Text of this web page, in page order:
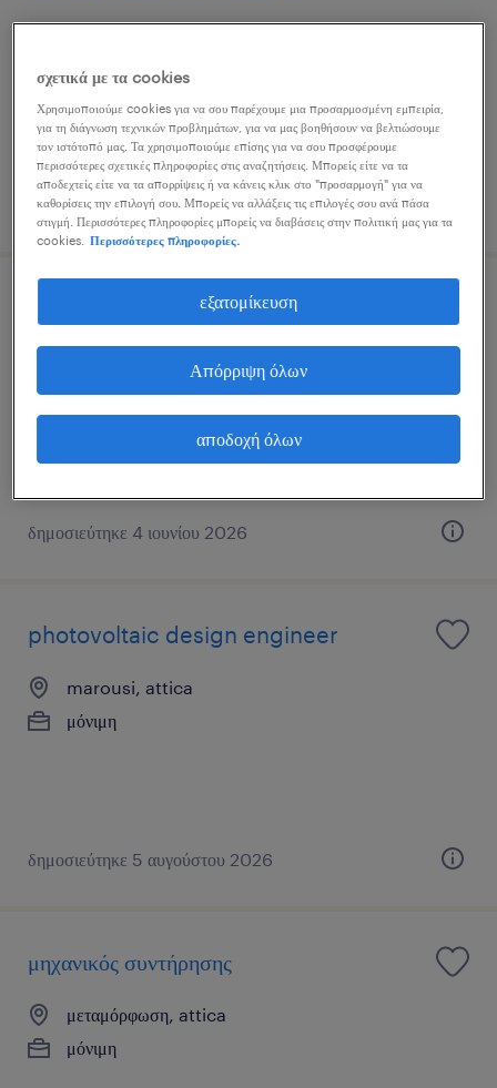
μόνιμη
δημοσιεύτηκε 20 ιουλίου 2026
μηχανικός / μηχανοτρονικός οχημάτων
μόνιμη
δημοσιεύτηκε 4 ιουνίου 2026
photovoltaic design engineer
marousi, attica
μόνιμη
δημοσιεύτηκε 5 αυγούστου 2026
μηχανικός συντήρησης
μεταμόρφωση, attica
μόνιμη
σχετικά με τα cookies
Χρησιμοποιούμε cookies για να σου παρέχουμε μια προσαρμοσμένη εμπειρία,
για τη διάγνωση τεχνικών προβλημάτων, για να μας βοηθήσουν να βελτιώσουμε
τον ιστότοπό μας. Τα χρησιμοποιούμε επίσης για να σου προσφέρουμε
περισσότερες σχετικές πληροφορίες στις αναζητήσεις. Μπορείς είτε να τα
αποδεχτείς είτε να τα απορρίψεις ή να κάνεις κλικ στο "προσαρμογή" για να
καθορίσεις την επιλογή σου. Μπορείς να αλλάξεις τις επιλογές σου ανά πάσα
στιγμή. Περισσότερες πληροφορίες μπορείς να διαβάσεις στην πολιτική μας για τα
cookies.
Περισσότερες πληροφορίες.
εξατομίκευση
Απόρριψη όλων
αποδοχή όλων